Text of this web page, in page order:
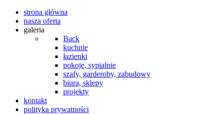
strona główna
nasza oferta
galeria
Back
kuchnie
łazienki
pokoje, sypialnie
szafy, garderoby, zabudowy
biura, sklepy
projekty
kontakt
polityka prywatności